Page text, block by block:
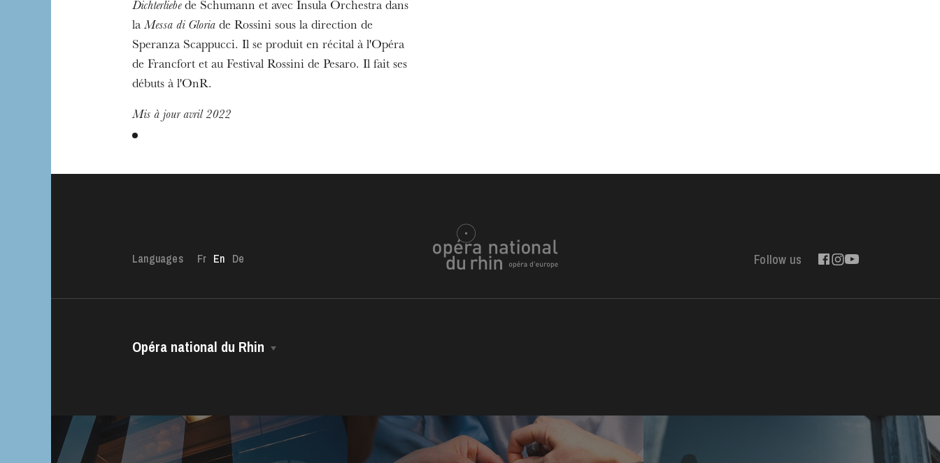
House
Dichterliebede Schumann et avec Insula Orchestra dans
laMessa di Gloriade Rossini sous la direction de
Speranza Scappucci. Il se produit en récital à l'Opéra
de Francfort et au Festival Rossini de Pesaro. Il fait ses
débuts à l'OnR.
Mis à jour avril 2022
Languages Fr En De Follow us
Opéra national du Rhin
Managing Director
The Opéra national du Rhin Ballet